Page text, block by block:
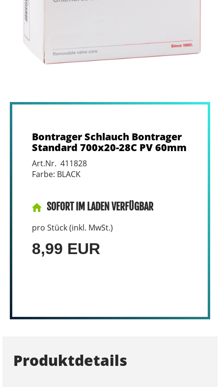
Bontrager Schlauch Bontrager
Standard 700x20-28C PV 60mm
Art.Nr. 411828
Farbe: BLACK
SOFORT IM LADEN VERFÜGBAR
pro Stück (inkl. MwSt.)
8,99 EUR
Produktdetails